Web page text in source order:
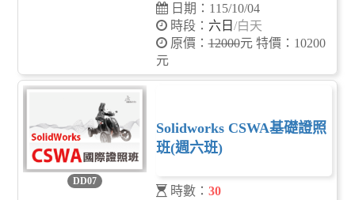
日期：115/10/04
時段： 六日 /白天
原價：12000元 特價：10200
元
DD07
Solidworks CSWA基礎證照
班(週六班)
時數： 30